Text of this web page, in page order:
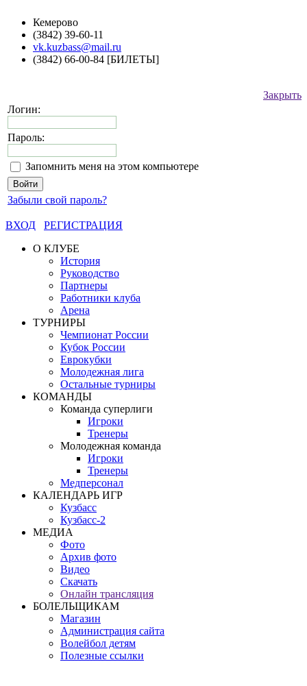
Кемерово
(3842) 39-60-11
vk.kuzbass@mail.ru
(3842) 66-00-84 [БИЛЕТЫ]
Закрыть
Логин:
Пароль:
Запомнить меня на этом компьютере
Забыли свой пароль?
ВХОД
РЕГИСТРАЦИЯ
О КЛУБЕ
История
Руководство
Партнеры
Работники клуба
Арена
ТУРНИРЫ
Чемпионат России
Кубок России
Еврокубки
Молодежная лига
Остальные турниры
КОМАНДЫ
Команда суперлиги
Игроки
Тренеры
Молодежная команда
Игроки
Тренеры
Медперсонал
КАЛЕНДАРЬ ИГР
Кузбасс
Кузбасс-2
МЕДИА
Фото
Архив фото
Видео
Скачать
Онлайн трансляция
БОЛЕЛЬЩИКАМ
Магазин
Администрация сайта
Волейбол детям
Полезные ссылки